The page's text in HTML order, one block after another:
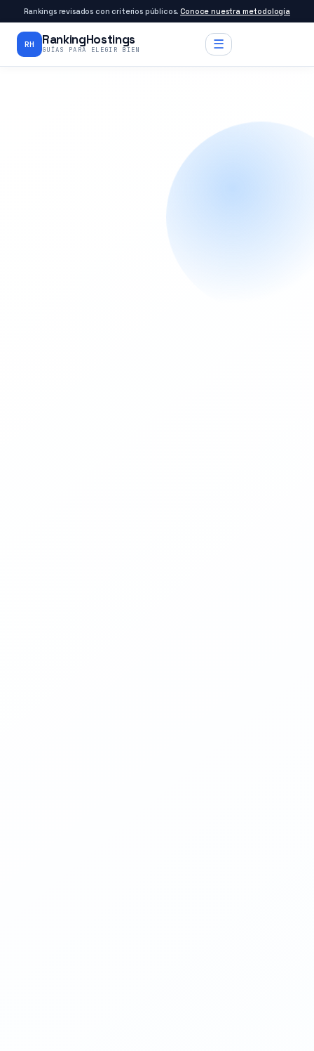
Rankings revisados con criterios públicos.Conoce nuestra metodología
RH RankingHostings
GUÍAS PARA ELEGIR BIEN ☰